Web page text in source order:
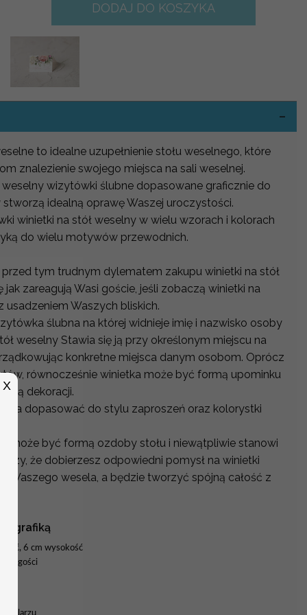
DODAJ DO KOSZYKA
to idealne uzupełnienie stołu weselnego, które
znalezienie swojego miejsca na sali weselnej.
weselny wizytówki ślubne dopasowane graficznie do
idealną oprawę Waszej uroczystości.
winietki na stół weselny w wielu wzorach i kolorach
do wielu motywów przewodnich.
tym trudnym dylematem zakupu winietki na stół
jak zareagują Wasi goście, jeśli zobaczą winietki na
Waszych bliskich.
ślubna na której widnieje imię i nazwisko osoby
weselny Stawia się ją przy określonym miejscu na
konkretne miejsca danym osobom. Oprócz
równocześnie winietka może być formą upominku
dekoracji.
dopasować do stylu zaproszeń oraz kolorystki
może być formą ozdoby stołu i niewątpliwie stanowi
że dobierzesz odpowiedni pomysł na winietki
Waszego wesela, a będzie tworzyć spójną całość z
z grafiką
6 cm wysokość
gości
X